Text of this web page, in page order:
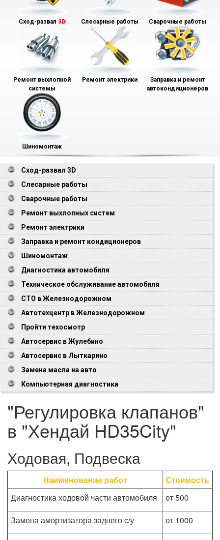
Сход-развал 3D Слесарные работы Сварочные работы
Ремонт выхлопной
системы
Ремонт электрики
Заправка и ремонт
автокондиционеров
Шиномонтаж
Сход-развал 3D
Слесарные работы
Сварочные работы
Ремонт выхлопных систем
Ремонт электрики
Заправка и ремонт кондиционеров
Шиномонтаж
Диагностика автомобиля
Техническое обслуживание автомобиля
СТО в Железнодорожном
Автотехцентр в Железнодорожном
Пройти техосмотр
Автосервис в Жулебино
Автосервис в Лыткарино
Замена масла на авто
Компьютерная диагностика
"Регулировка клапанов"
в "Хендай HD35City"
Ходовая, Подвеска
Наименование работ
Стоимость
Диагностика ходовой части автомобиля
от 500
Замена амортизатора заднего с/у
от 1000